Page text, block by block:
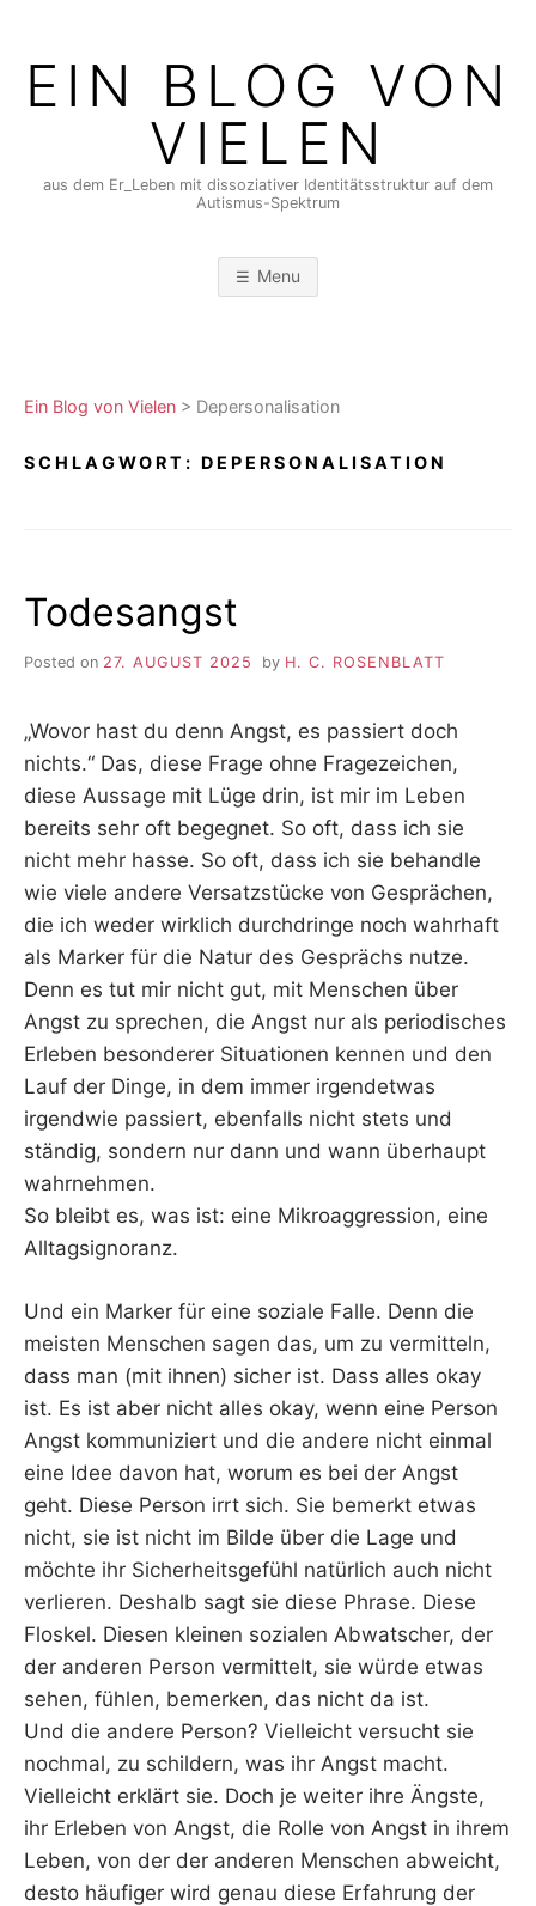
contentEIN BLOG VON
VIELEN
aus dem Er_Leben mit dissoziativer Identitätsstruktur auf dem
Autismus-Spektrum
Menu
Ein Blog von Vielen > Depersonalisation
SCHLAGWORT: DEPERSONALISATION
Todesangst
Posted on 27. AUGUST 2025 by H. C. ROSENBLATT
„Wovor hast du denn Angst, es passiert doch
nichts.“ Das, diese Frage ohne Fragezeichen,
diese Aussage mit Lüge drin, ist mir im Leben
bereits sehr oft begegnet. So oft, dass ich sie
nicht mehr hasse. So oft, dass ich sie behandle
wie viele andere Versatzstücke von Gesprächen,
die ich weder wirklich durchdringe noch wahrhaft
als Marker für die Natur des Gesprächs nutze.
Denn es tut mir nicht gut, mit Menschen über
Angst zu sprechen, die Angst nur als periodisches
Erleben besonderer Situationen kennen und den
Lauf der Dinge, in dem immer irgendetwas
irgendwie passiert, ebenfalls nicht stets und
ständig, sondern nur dann und wann überhaupt
wahrnehmen.
So bleibt es, was ist: eine Mikroaggression, eine
Alltagsignoranz.
Und ein Marker für eine soziale Falle. Denn die
meisten Menschen sagen das, um zu vermitteln,
dass man (mit ihnen) sicher ist. Dass alles okay
ist. Es ist aber nicht alles okay, wenn eine Person
Angst kommuniziert und die andere nicht einmal
eine Idee davon hat, worum es bei der Angst
geht. Diese Person irrt sich. Sie bemerkt etwas
nicht, sie ist nicht im Bilde über die Lage und
möchte ihr Sicherheitsgefühl natürlich auch nicht
verlieren. Deshalb sagt sie diese Phrase. Diese
Floskel. Diesen kleinen sozialen Abwatscher, der
der anderen Person vermittelt, sie würde etwas
sehen, fühlen, bemerken, das nicht da ist.
Und die andere Person? Vielleicht versucht sie
nochmal, zu schildern, was ihr Angst macht.
Vielleicht erklärt sie. Doch je weiter ihre Ängste,
ihr Erleben von Angst, die Rolle von Angst in ihrem
Leben, von der der anderen Menschen abweicht,
desto häufiger wird genau diese Erfahrung der